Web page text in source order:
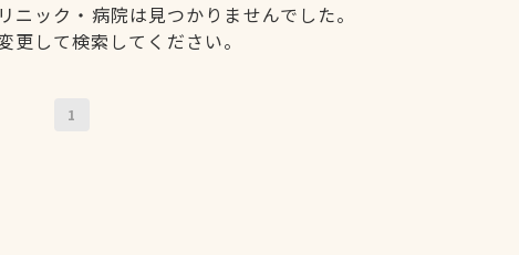
ニック・病院は見つかりませんでした。
更して検索してください。
1